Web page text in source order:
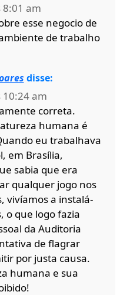
am
esse negocio de
de trabalho
disse:
am
correta.
humana é
eu trabalhava
em Brasília,
sabia que era
qualquer jogo nos
vivíamos a instalá-
o que logo fazia
da Auditoria
de flagrar
por justa causa.
humana e sua